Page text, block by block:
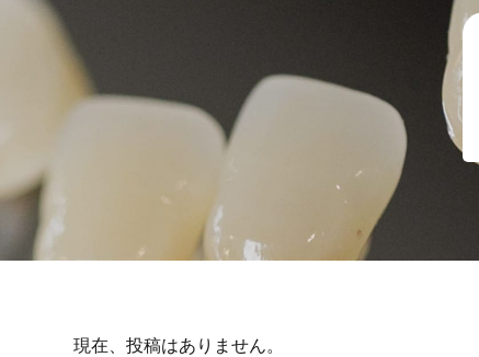
現在、投稿はありません。